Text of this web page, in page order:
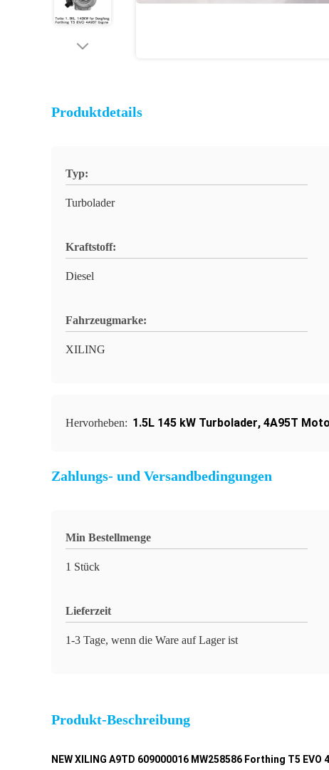
Produktdetails
Typ:
Turbolader
Kraftstoff:
Diesel
Fahrzeugmarke:
XILING
Hervorheben: 1.5L 145 kW Turbolader, 4A95T
Zahlungs- und Versandbedingungen
Min Bestellmenge
1 Stück
Lieferzeit
1-3 Tage, wenn die Ware auf Lager ist
Produkt-Beschreibung
NEW XILING A9TD 609000016 MW258586 Forthing T5